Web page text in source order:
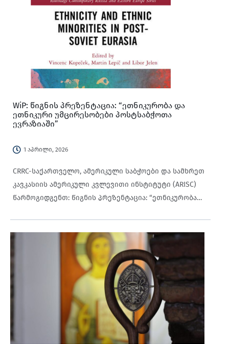
WiP: წიგნის პრეზენტაცია: “ეთნიკურობა და
ეთნიკური უმცირესობები პოსტსაბჭოთა
ევრაზიაში”
1 აპრილი, 2026
CRRC-საქართველო, ამერიკული საბჭოები და სამხრეთ
კავკასიის ამერიკული კვლევითი ინსტიტუტი (ARISC)
წარმოგიდგენთ: წიგნის პრეზენტაცია: “ეთნიკურობა
უნივერსიტეტი, ჩეხეთი